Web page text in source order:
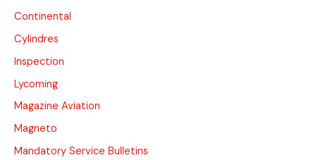
Continental
Cylindres
Inspection
Lycoming
Magazine Aviation
Magneto
Mandatory Service Bulletins